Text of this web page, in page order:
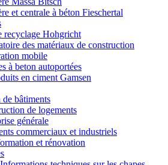
et centrale à béton Fieschertal
recyclage Hohgricht
des matériaux de construction
mobile
à beton autoportées
en ciment Gamsen
bâtiments
de logements
générale
commerciaux et industriels
et rénovation